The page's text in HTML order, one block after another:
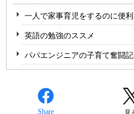
一人で家事育児をするのに便
英語の勉強のススメ
パパエンジニアの子育て奮闘
Share 見